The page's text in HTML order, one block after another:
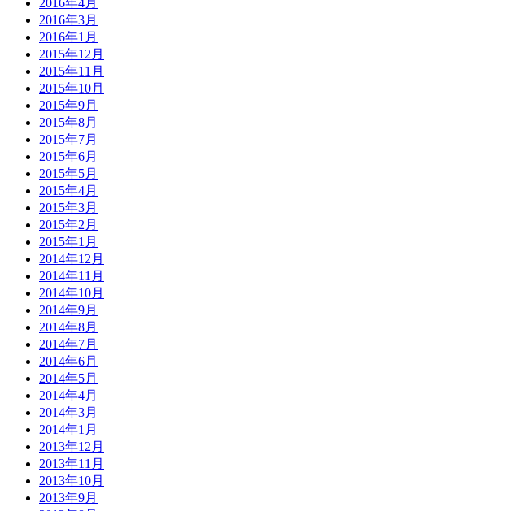
2016年4月
2016年3月
2016年1月
2015年12月
2015年11月
2015年10月
2015年9月
2015年8月
2015年7月
2015年6月
2015年5月
2015年4月
2015年3月
2015年2月
2015年1月
2014年12月
2014年11月
2014年10月
2014年9月
2014年8月
2014年7月
2014年6月
2014年5月
2014年4月
2014年3月
2014年1月
2013年12月
2013年11月
2013年10月
2013年9月